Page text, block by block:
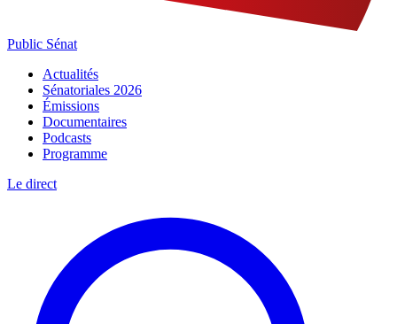
Public Sénat
Actualités
Sénatoriales 2026
Émissions
Documentaires
Podcasts
Programme
Le direct